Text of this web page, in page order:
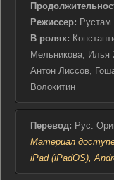
усилиями Горшок и
руках — судьба целой
сплетаются в единое
над освобождённой
Режиссер:
В ролях:
Мельникова, Илья
Антон Лиссов,
Волокитин
Перевод: Рус.
Материал
iPad (iPadOS),